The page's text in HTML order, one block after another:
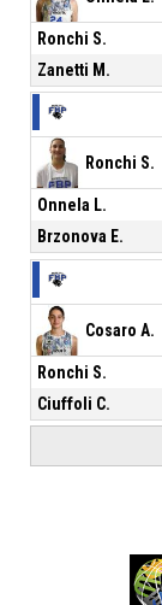
Ronchi S.
Zanetti M.
Ronchi S.
Onnela L.
Brzonova E.
Cosaro A.
Ronchi S.
Ciuffoli C.